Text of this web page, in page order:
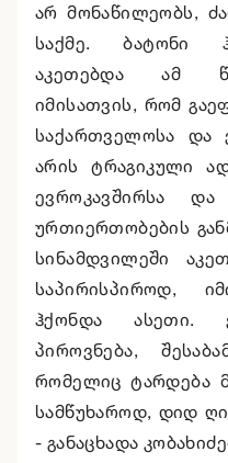
არ მონაწილეობს,
საქმე. ბატონი
აკეთებდა ამ
იმისათვის, რომ
საქართველოსა და
არის ტრაგიკული
ევროკავშირსა
ურთიერთობების
სინამდვილეში
საპირისპიროდ,
ჰქონდა ასეთი.
პიროვნება,
რომელიც ტარდება
სამწუხაროდ, დიდ
- განაცხადა